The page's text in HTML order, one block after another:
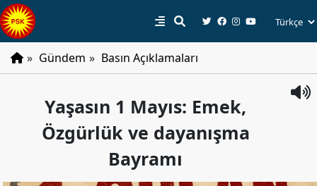
Tarihçe
Parti
Parti
» Gündem » Basın Açıklamaları
Yaşasın 1 Mayıs: Emek,
Özgürlük ve dayanışma
Bayramı